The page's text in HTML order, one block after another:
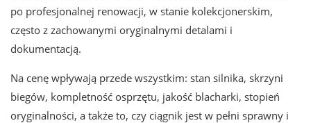
po profesjonalnej renowacji, w stanie kolekcjonerskim,
często z zachowanymi oryginalnymi detalami i
dokumentacją.
Na cenę wpływają przede wszystkim: stan silnika, skrzyni
biegów, kompletność osprzętu, jakość blacharki, stopień
oryginalności, a także to, czy ciągnik jest w pełni sprawny i